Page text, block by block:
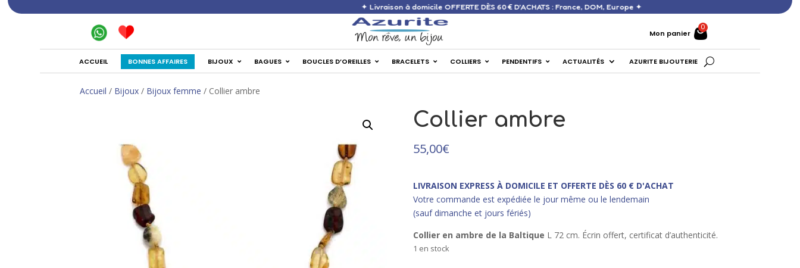
✦ Livraison à domicile OFFERTE DÈS 60 € D’ACHATS : France, DOM, Europe ✦
Mon panier
ACCUEIL BONNES AFFAIRES BIJOUX BAGUES BOUCLES D’OREILLES BRACELETS COLLIERS PENDENTIFS ACTUALITÉS AZURITE BIJOUTERIE
Accueil / Bijoux / Bijoux femme / Collier ambre
Collier ambre
55,00€
LIVRAISON EXPRESS À DOMICILE ET OFFERTE DÈS 60 € D'ACHAT
Votre commande est expédiée le jour même ou le lendemain
(sauf dimanche et jours fériés)
Collier en ambre de la Baltique L 72 cm. Écrin offert, certificat d’authenticité.
1 en stock